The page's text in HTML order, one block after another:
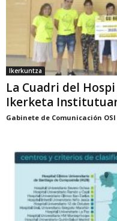
Ikerkuntza
La Cuadri del
Ikerketa
Gabinete de Comunicación OSI